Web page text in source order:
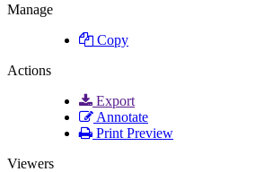
Manage
Copy
Actions
Export
Annotate
Print Preview
Viewers